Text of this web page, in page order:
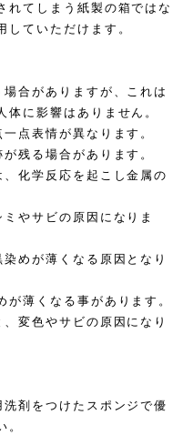
れてしまう紙製の箱ではな
していただけます。
合がありますが、これは
に影響はありません。
点表情が異なります。
残る場合があります。
化学反応を起こし金属の
やサビの原因になりま
めが薄くなる原因となり
が薄くなる事があります。
変色やサビの原因になり
剤をつけたスポンジで優
。